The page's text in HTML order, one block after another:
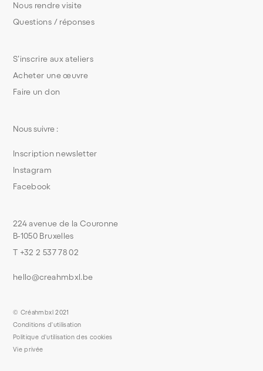
S’inscrire aux ateliers
Acheter une œuvre
Faire un don
Nous rendre visite
Questions / réponses
224 avenue de la Couronne
B-1050 Bruxelles
T +32 2 537 78 02
hello@creahmbxl.be
Nous suivre :
Inscription newsletter
Instagram
Facebook
© Créahmbxl 2021
Conditions d'utilisation
Politique d'utilisation des cookies
Vie privée